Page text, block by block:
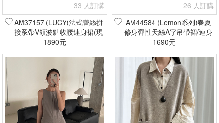
33 人訂購
AM37157 (LUCY)法式蕾絲拼
接系帶V領波點收腰連身裙(現
貨+預購)
1890元
26 人訂購
AM44584 (Lemon系列)春夏
修身彈性天絲A字吊帶裙/連身
裙(現貨+預購)
1690元